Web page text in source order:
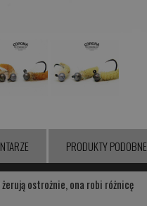
PRODUKTY PODOBNE
ostrożnie, ona robi różnicę